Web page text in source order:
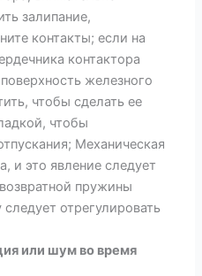
залипание,
контакты; если на
контактора
железного
чтобы сделать ее
чтобы
Механическая
и это явление следует
пружины
отрегулировать
или шум во время